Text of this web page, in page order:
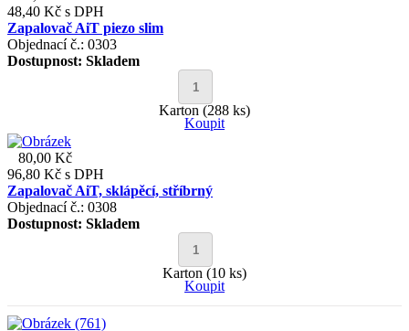
48,40 Kč s DPH
Zapalovač AiT piezo slim
Objednací č.: 0303
Dostupnost: Skladem
Karton (288 ks)
Koupit
80,00 Kč
96,80 Kč s DPH
Zapalovač AiT, sklápěcí, stříbrný
Objednací č.: 0308
Dostupnost: Skladem
Karton (10 ks)
Koupit